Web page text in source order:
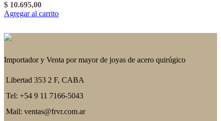
$ 10.695,00
Agregar al carrito
Importador y Venta por mayor de joyas de acero quirúgico
Libertad 353 2 F, CABA
Tel: +54 9 11 7166-5043
Mail: ventas@frvr.com.ar